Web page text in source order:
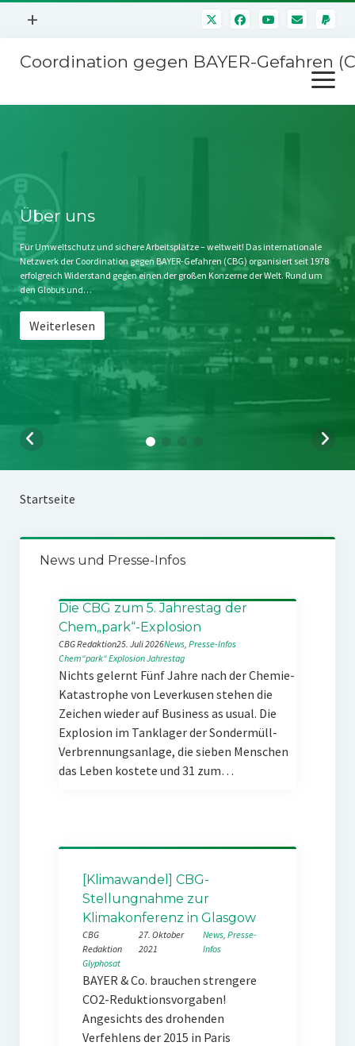
Menü
+
Mitmachen
Kontakt
Impressum
Störfälle
Coordination gegen BAYER-Gefahren
Menü
öffnen
Stichwort BAYER
Jahrestagung
SPENDEN
Über uns
Für Umweltschutz und sichere Arbeitsplätze – weltweit! Das internationale
Netzwerk der Coordination gegen BAYER-Gefahren (CBG) organisiert seit 1978
erfolgreich Widerstand gegen einen der großen Konzerne der Welt. Rund um
den Globus und…
Weiterlesen
Startseite
News und Presse-Infos
Die CBG zum 5. Jahrestag der
Chem„park“-Explosion
CBG Redaktion25. Juli 2026News, Presse-Infos
Chem“park“ExplosionJahrestag
Nichts gelernt Fünf Jahre nach der Chemie-
Katastrophe von Leverkusen stehen die
Zeichen wieder auf Business as usual. Die
Explosion im Tanklager der Sondermüll-
Verbrennungsanlage, die sieben Menschen
das Leben kostete und 31 zum…
[Klimawandel] CBG-
Stellungnahme zur
Klimakonferenz in Glasgow
CBG
Redaktion
27. Oktober
2021
News, Presse-
Infos
Glyphosat
BAYER & Co. brauchen strengere
CO2-Reduktionsvorgaben!
Angesichts des drohenden
Verfehlens der 2015 in Paris